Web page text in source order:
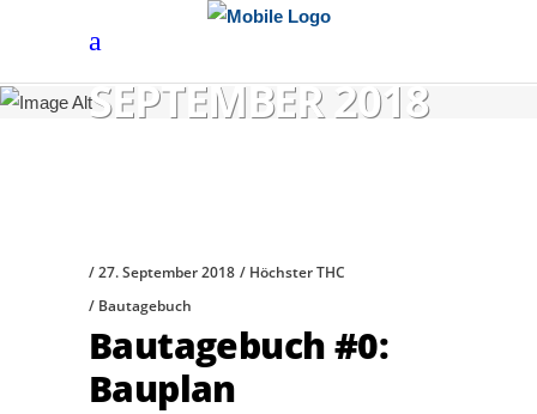
SEPTEMBER 2018
27. September 2018
Höchster THC
Bautagebuch
Bautagebuch #0:
Bauplan